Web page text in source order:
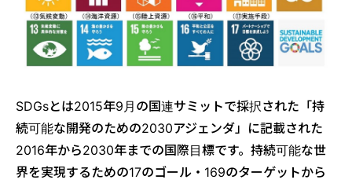
SDGsとは2015年9月の国連サミットで採択された「持
続可能な開発のための2030アジェンダ」に記載された
2016年から2030年までの国際目標です。持続可能な世
界を実現するための17のゴール・169のターゲットから